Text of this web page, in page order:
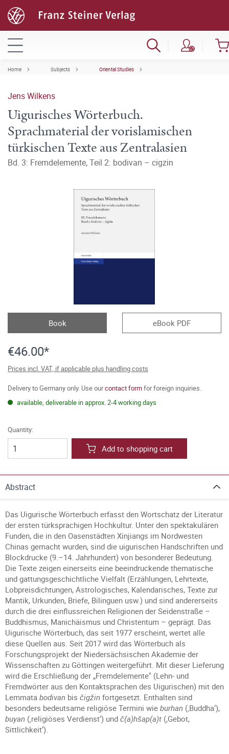
Home Subjects Oriental Studies
Jens Wilkens
Uigurisches Wörterbuch.
Sprachmaterial der vorislamischen
türkischen Texte aus Zentralasien
Bd. 3: Fremdelemente, Teil 2: bodivan – cigzin
Book eBook PDF
€46.00*
Prices incl. VAT, if applicable plus handling costs
Delivery to Germany only. Use ourcontact formfor foreign inquiries.
available, deliverable in approx. 2-4 working days
Quantity:
Add to shopping cart
Abstract
Das Uigurische Wörterbuch erfasst den Wortschatz der Literatur
der ersten türksprachigen Hochkultur. Unter den spektakulären
Funden, die in den Oasenstädten Xinjiangs im Nordwesten
Chinas gemacht wurden, sind die uigurischen Handschriften und
Blockdrucke (9.–14. Jahrhundert) von besonderer Bedeutung.
Die Texte zeigen einerseits eine beeindruckende thematische
und gattungsgeschichtliche Vielfalt (Erzählungen, Lehrtexte,
Lobpreisdichtungen, Astrologisches, Kalendarisches, Texte zur
Mantik, Urkunden, Briefe, Bilinguen usw.) und sind andererseits
durch die drei einflussreichen Religionen der Seidenstraße –
Buddhismus, Manichäismus und Christentum – geprägt. Das
Uigurische Wörterbuch, das seit 1977 erscheint, wertet alle
diese Quellen aus. Seit 2017 wird das Wörterbuch als
Forschungsprojekt der Niedersächsischen Akademie der
Wissenschaften zu Göttingen weitergeführt. Mit dieser Lieferung
wird die Erschließung der „Fremdelemente" (Lehn- und
Fremdwörter aus den Kontaktsprachen des Uigurischen) mit den
Lemmata bodivan bis čigžin fortgesetzt. Enthalten sind
besonders bedeutsame religiöse Termini wie burhan (‚Buddha‘),
buyan (‚religiöses Verdienst‘) und č(a)hšap(a)t (,Gebot,
Sittlichkeit‘).